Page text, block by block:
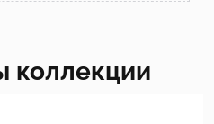
коллекции